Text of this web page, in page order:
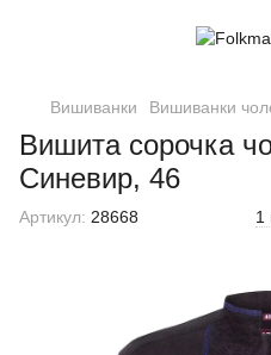
Вишиванки Вишиванки
Вишита сорочка
Синевир, 46
Артикул: 28668 1